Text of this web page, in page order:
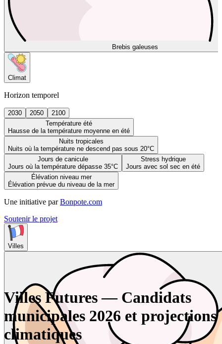
Brebis galeuses
Climat
Horizon temporel
2030 2050
2100
Température été
Hausse de la température moyenne en été
Nuits tropicales
Nuits où la température ne descend pas sous 20°C
Jours de canicule
Jours où la température dépasse 35°C
Stress hydrique
Jours avec sol sec en été
Élévation niveau mer
Élévation prévue du niveau de la mer
Une initiative par Bonpote.com
Soutenir le projet
Villes
Villes Futures — Candidats
municipales 2026 et projections
climatiques